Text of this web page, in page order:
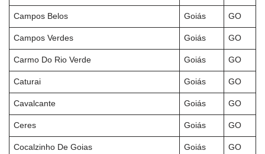
Campos Belos Goiás GO
Campos Verdes Goiás GO
Carmo Do Rio Verde Goiás GO
Caturai Goiás GO
Cavalcante Goiás GO
Ceres Goiás GO
Cocalzinho De Goias Goiás GO